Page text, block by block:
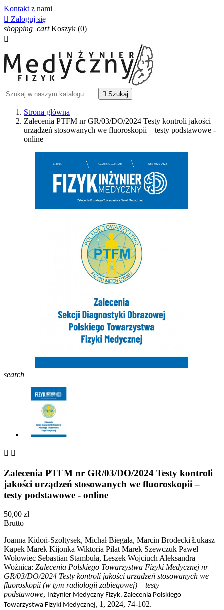
Kontakt z nami
 Zaloguj się
shopping_cart Koszyk (0)

 Szukaj
Strona główna
Zalecenia PTFM nr GR/03/DO/2024 Testy kontroli jakości
urządzeń stosowanych we fluoroskopii – testy podstawowe -
online
search
 
Zalecenia PTFM nr GR/03/DO/2024 Testy kontroli
jakości urządzeń stosowanych we fluoroskopii –
testy podstawowe - online
50,00 zł
Brutto
Joanna Kidoń-Szołtysek, Michał Biegała, Marcin BrodeckiŁukasz
Kapek Marek Kijonka Wiktoria Piłat Marek Szewczuk Paweł
Wołowiec Sebastian Stambuła, Leszek Wojciuch Aleksandra
Woźnica: Zalecenia Polskiego Towarzystwa Fizyki Medycznej nr
GR/03/DO/2024 Testy kontroli jakości urządzeń stosowanych we
fluoroskopii (w tym radiologii zabiegowej) – testy
podstawowe, Inżynier Medyczny Fizyk. Zalecenia Polskiego
Towarzystwa Fizyki Medycznej, 1, 2024, 74-102.